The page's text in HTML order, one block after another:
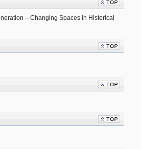
– Changing Spaces in Historical